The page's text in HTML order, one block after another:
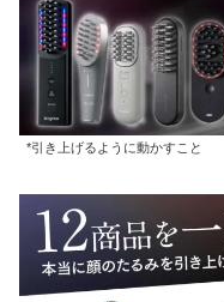
*引き上げるように動かすこと